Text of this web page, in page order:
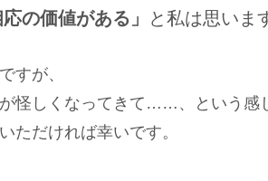
の価値がある」 と私は思いま
すが、
怪しくなってきて……、という感
ただければ幸いです。